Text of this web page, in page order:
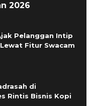
2026
Pelanggan Intip
Fitur Swacam
di
Rintis Bisnis Kopi